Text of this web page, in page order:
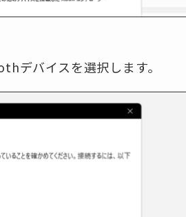
デバイスを選択します。